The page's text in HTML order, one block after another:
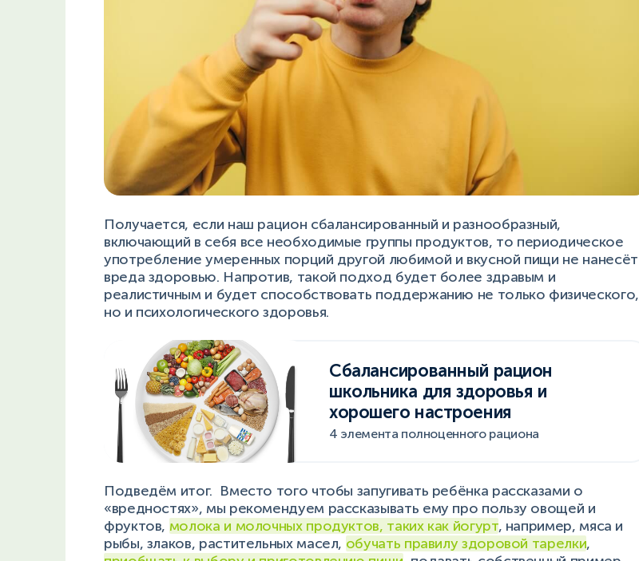
Получается, если наш рацион сбалансированный и разнообразный,
включающий в себя все необходимые группы продуктов, то периодическое
употребление умеренных порций другой любимой и вкусной пищи не нанесёт
вреда здоровью. Напротив, такой подход будет более здравым и
реалистичным и будет способствовать поддержанию не только физического,
но и психологического здоровья.
Сбалансированный рацион
школьника для здоровья и
хорошего настроения
4 элемента полноценного рациона
Подведём итог. Вместо того чтобы запугивать ребёнка рассказами о
«вредностях», мы рекомендуем рассказывать ему про пользу овощей и
фруктов, молока и молочных продуктов, таких как йогурт, например, мяса и
рыбы, злаков, растительных масел, обучать правилу здоровой тарелки,